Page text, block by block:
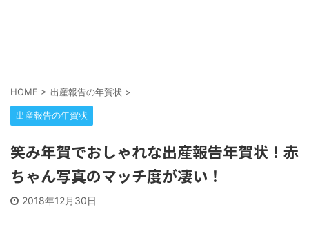
HOME > 出産報告の年賀状 >
出産報告の年賀状
笑み年賀でおしゃれな出産報告年賀状！赤
ちゃん写真のマッチ度が凄い！
2018年12月30日